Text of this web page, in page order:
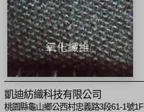
凱迪紡織科技有限公司
桃園縣龜山鄉公西村忠義路3段61-1號1F